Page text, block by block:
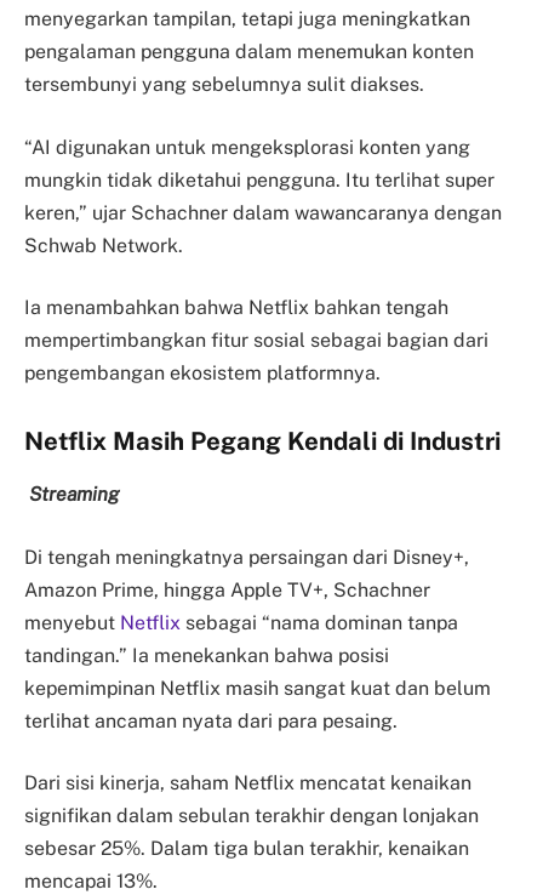
menyegarkan tampilan, tetapi juga meningkatkan
pengalaman pengguna dalam menemukan konten
tersembunyi yang sebelumnya sulit diakses.
“AI digunakan untuk mengeksplorasi konten yang
mungkin tidak diketahui pengguna. Itu terlihat super
keren,” ujar Schachner dalam wawancaranya dengan
Schwab Network.
Ia menambahkan bahwa Netflix bahkan tengah
mempertimbangkan fitur sosial sebagai bagian dari
pengembangan ekosistem platformnya.
Netflix Masih Pegang Kendali di Industri
Streaming
Di tengah meningkatnya persaingan dari Disney+,
Amazon Prime, hingga Apple TV+, Schachner
menyebut Netflix sebagai “nama dominan tanpa
tandingan.” Ia menekankan bahwa posisi
kepemimpinan Netflix masih sangat kuat dan belum
terlihat ancaman nyata dari para pesaing.
Dari sisi kinerja, saham Netflix mencatat kenaikan
signifikan dalam sebulan terakhir dengan lonjakan
sebesar 25%. Dalam tiga bulan terakhir, kenaikan
mencapai 13%.